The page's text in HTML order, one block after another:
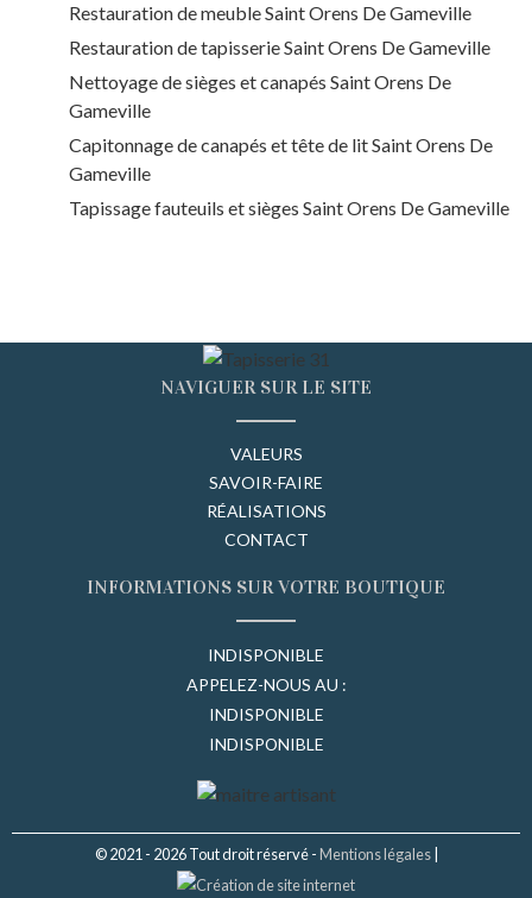
Restauration de meuble Saint Orens De Gameville
Restauration de tapisserie Saint Orens De Gameville
Nettoyage de sièges et canapés Saint Orens De
Gameville
Capitonnage de canapés et tête de lit Saint Orens De
Gameville
Tapissage fauteuils et sièges Saint Orens De Gameville
NAVIGUER SUR LE SITE
VALEURS
SAVOIR-FAIRE
RÉALISATIONS
CONTACT
INFORMATIONS SUR VOTRE BOUTIQUE
INDISPONIBLE
APPELEZ-NOUS AU :
INDISPONIBLE
INDISPONIBLE
© 2021 - 2026 Tout droit réservé -Mentions légales|